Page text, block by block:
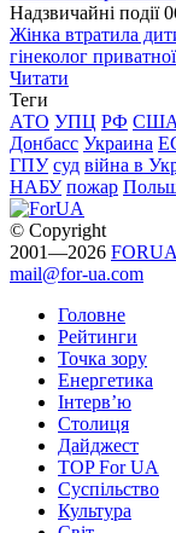
Надзвичайні події
Жінка втратила
гінеколог
Читати
Теги
АТО УПЦ РФ США
Донбасс Украина
ГПУ суд війна в
НАБУ пожар
© Copyright
2001—2026 FORUA
mail@for-ua.com
Головне
Рейтинги
Точка зору
Енергетика
Інтерв’ю
Столиця
Дайджест
TOP For UA
Суспiльство
Культура